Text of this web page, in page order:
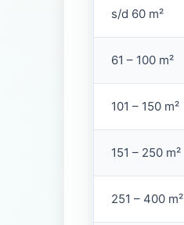
s/d 60 m²
61 – 100 m²
101 – 150 m²
151 – 250 m²
251 – 400 m²